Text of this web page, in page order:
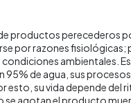
productos perecederos
por razones fisiológicas;
ambientales.
95% de agua, sus
esto, su vida depende del
se agotan el producto